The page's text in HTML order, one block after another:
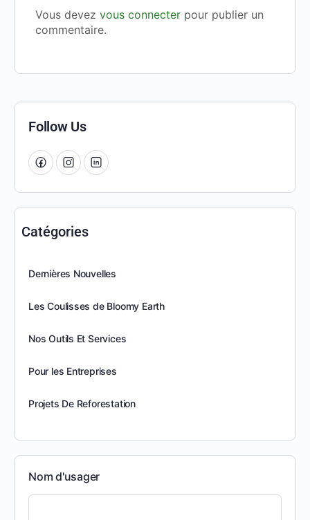
Vous devez vous connecter pour publier un
commentaire.
Follow Us
Catégories
Dernières Nouvelles
Les Coulisses de Bloomy Earth
Nos Outils Et Services
Pour les Entreprises
Projets De Reforestation
Nom d'usager